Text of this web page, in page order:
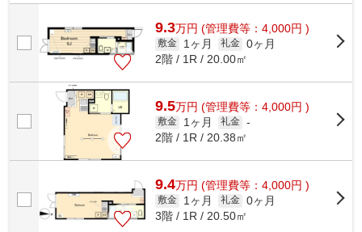
9.3万円 (管理費等：4,000円 )
敷金 1ヶ月 礼金 0ヶ月
2階 / 1R / 20.00㎡
9.5万円 (管理費等：4,000円 )
敷金 1ヶ月 礼金 -
2階 / 1R / 20.38㎡
9.4万円 (管理費等：4,000円 )
敷金 1ヶ月 礼金 0ヶ月
3階 / 1R / 20.50㎡